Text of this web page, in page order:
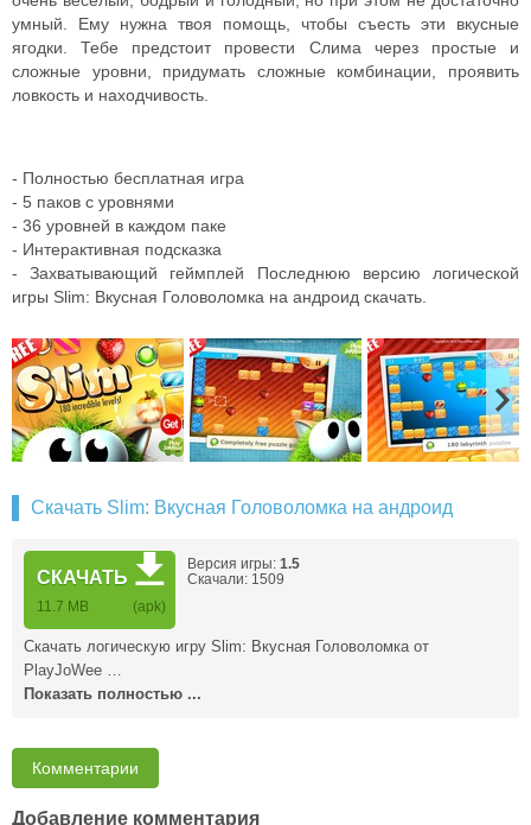
умный. Ему нужна твоя помощь, чтобы съесть эти вкусные
ягодки. Тебе предстоит провести Слима через простые и
сложные уровни, придумать сложные комбинации, проявить
ловкость и находчивость.
- Полностью бесплатная игра
- 5 паков с уровнями
- 36 уровней в каждом паке
- Интерактивная подсказка
- Захватывающий геймплей Последнюю версию логической
игры Slim: Вкусная Головоломка на андроид скачать.
Скачать Slim: Вкусная Головоломка на андроид
СКАЧАТЬ
11.7 MB (apk)
Версия игры: 1.5
Скачали: 1509
Скачать логическую игру Slim: Вкусная Головоломка от
PlayJoWee …
Показать полностью ...
Комментарии
Добавление комментария